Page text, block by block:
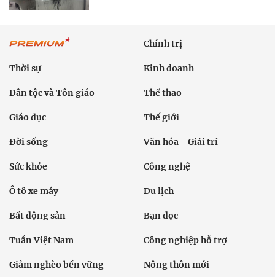
Chính trị
Thời sự Kinh doanh
Dân tộc và Tôn giáo Thể thao
Giáo dục Thế giới
Đời sống Văn hóa - Giải trí
Sức khỏe Công nghệ
Ô tô xe máy Du lịch
Bất động sản Bạn đọc
Tuần Việt Nam Công nghiệp hỗ trợ
Giảm nghèo bền vững Nông thôn mới